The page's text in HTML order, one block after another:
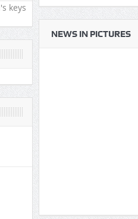
keys
NEWS IN PICTURES